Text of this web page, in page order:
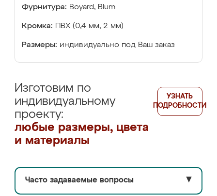
Фурнитура: Boyard, Blum
Кромка: ПВХ (0,4 мм, 2 мм)
Размеры: индивидуально под Ваш заказ
Изготовим по
индивидуальному
проекту:
любые размеры, цвета
и материалы
УЗНАТЬ
ПОДРОБНОСТИ
Часто задаваемые вопросы ▼